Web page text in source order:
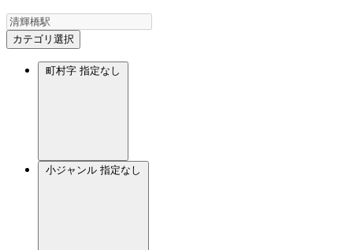
カテゴリ選択
町村字 指定なし
小ジャンル 指定なし